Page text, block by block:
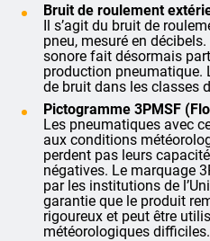
Bruit de roulement
Il s’agit du bruit de
pneu, mesuré en
sonore fait désormais
production pneumatique.
de bruit dans les classes
Pictogramme 3PMSF
Les pneumatiques avec
aux conditions
perdent pas leurs
négatives. Le marquage
par les institutions de
garantie que le produit
rigoureux et peut être
météorologiques difficiles.